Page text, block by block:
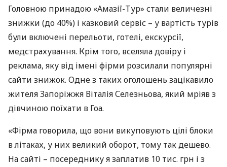
Головною принадою «Амазії-Тур» стали величезні
знижки (до 40%) і казковий сервіс – у вартість турів
були включені перельоти, готелі, екскурсії,
медстрахування. Крім того, вселяла довіру і
реклама, яку від імені фірми розсилали популярні
сайти знижок. Одне з таких оголошень зацікавило
жителя Запоріжжя Віталія Селезньова, який мріяв з
дівчиною поїхати в Гоа.
«Фірма говорила, що вони викуповують цілі блоки
в літаках, у них великий оборот, тому так дешево.
На сайті – посереднику я заплатив 10 тис. грн і з